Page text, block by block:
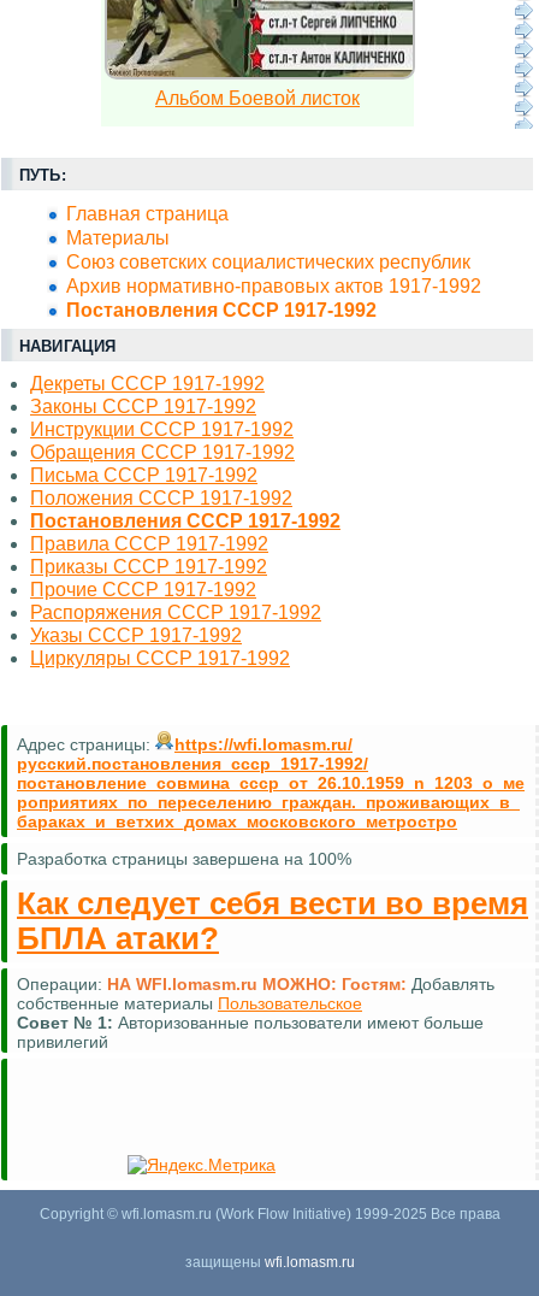
Альбом Боевой листок
ПУТЬ:
Главная страница
Материалы
Союз советских социалистических республик
Архив нормативно-правовых актов 1917-1992
Постановления СССР 1917-1992
НАВИГАЦИЯ
Декреты СССР 1917-1992
Законы СССР 1917-1992
Инструкции СССР 1917-1992
Обращения СССР 1917-1992
Письма СССР 1917-1992
Положения СССР 1917-1992
Постановления СССР 1917-1992
Правила СССР 1917-1992
Приказы СССР 1917-1992
Прочие СССР 1917-1992
Распоряжения СССР 1917-1992
Указы СССР 1917-1992
Циркуляры СССР 1917-1992
Адрес страницы:
https://wfi.lomasm.ru/
русский.постановления_ссср_1917-1992/
постановление_совмина_ссср_от_26.10.1959_n_1203_о_ме
роприятиях_по_переселению_граждан._проживающих_в_
бараках_и_ветхих_домах_московского_метростро
Разработка страницы завершена на 100%
Как следует себя вести во время
БПЛА атаки?
Операции: НА WFI.lomasm.ru МОЖНО: Гостям: Добавлять
собственные материалы Пользовательское
Совет № 1: Авторизованные пользователи имеют больше
привилегий
Copyright © wfi.lomasm.ru (Work Flow Initiative) 1999-2025 Все права
защищены wfi.lomasm.ru